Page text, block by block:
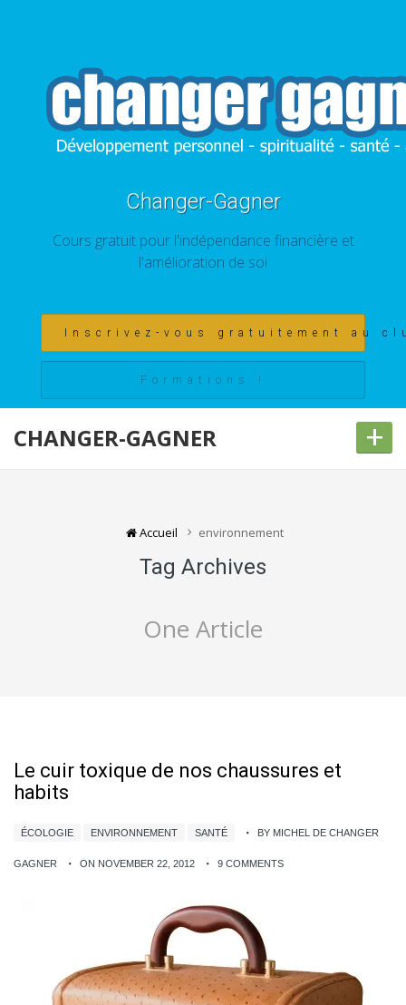
Changer-Gagner
Cours gratuit pour l'indépendance financière et
l'amélioration de soi
Inscrivez-vous gratuitement au
Formations !
CHANGER-GAGNER +
Accueil environnement
Tag Archives
One Article
Le cuir toxique de nos chaussures et
habits
ÉCOLOGIE ENVIRONNEMENT SANTÉ BY MICHEL DE CHANGER
GAGNER ON NOVEMBER 22, 2012 9 COMMENTS